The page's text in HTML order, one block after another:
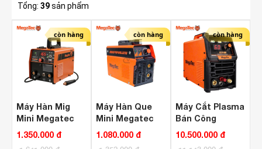
Tổng: 39sản phẩm
còn hàng
Máy Hàn Mig
Mini Megatec
NB-200I Inverter
1.350.000 đ
còn hàng
Máy Hàn Que
Mini Megatec
ARC-120
1.080.000 đ
còn hàng
Máy Cắt Plasma
Bán Công
Nghiệp Megatec
10.500.000 đ